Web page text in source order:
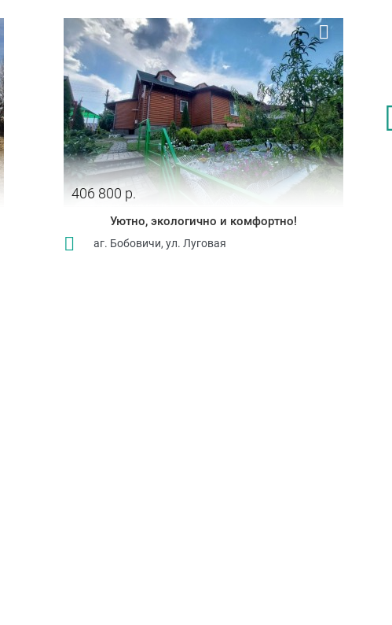
406 800 р.
Уютно, экологично и комфортно!
аг. Бобовичи, ул. Луговая